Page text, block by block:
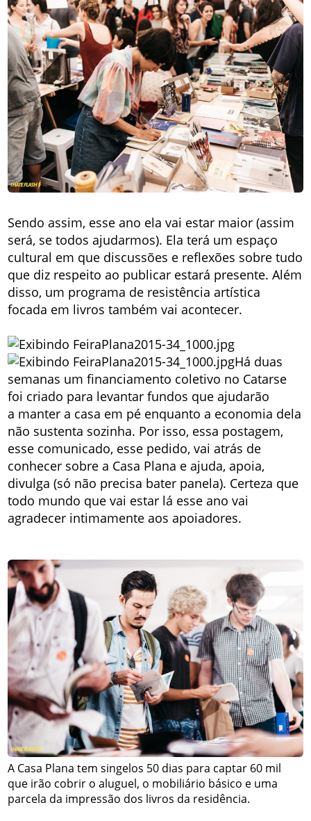
Sendo assim, esse ano ela vai estar maior (assim
será, se todos ajudarmos). Ela terá um espaço
cultural em que discussões e reflexões sobre tudo
que diz respeito ao publicar estará presente. Além
disso, um programa de resistência artística
focada em livros também vai acontecer.
Há duas
semanas um financiamento coletivo no Catarse
foi criado para levantar fundos que ajudarão
a manter a casa em pé enquanto a economia dela
não sustenta sozinha. Por isso, essa postagem,
esse comunicado, esse pedido, vai atrás de
conhecer sobre a Casa Plana e ajuda, apoia,
divulga (só não precisa bater panela). Certeza que
todo mundo que vai estar lá esse ano vai
agradecer intimamente aos apoiadores.
A Casa Plana tem singelos 50 dias para captar 60 mil
que irão cobrir o aluguel, o mobiliário básico e uma
parcela da impressão dos livros da residência.